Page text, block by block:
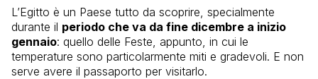
L’Egitto è un Paese tutto da scoprire, specialmente
durante il periodo che va da fine dicembre a inizio
gennaio: quello delle Feste, appunto, in cui le
temperature sono particolarmente miti e gradevoli. E non
serve avere il passaporto per visitarlo.